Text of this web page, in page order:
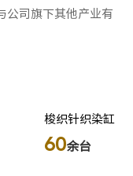
公司旗下其他产业有
梭织针织染缸
60余台